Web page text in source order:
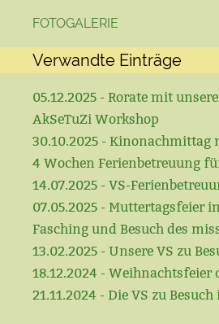
FOTOGALERIE
Verwandte Einträge
05.12.2025 - Rorate mit
AkSeTuZi Workshop
30.10.2025 - Kinonachmittag
4 Wochen Ferienbetreuung
14.07.2025 - VS-
07.05.2025 - Muttertagsfeier
Fasching und Besuch des
13.02.2025 - Unsere VS zu
18.12.2024 - Weihnachtsfeier
21.11.2024 - Die VS zu